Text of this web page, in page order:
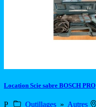
Location Scie sabre BOSCH PRO
P Outillages » Autres